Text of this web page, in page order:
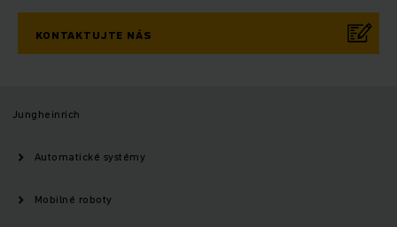
KONTAKTUJTE NÁS
Jungheinrich
Automatické systémy
Mobilné roboty